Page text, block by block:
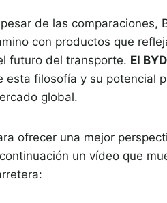
de las comparaciones,
con productos que
futuro del transporte. El
esta filosofía y su potencial
global.
ofrecer una mejor
un vídeo que